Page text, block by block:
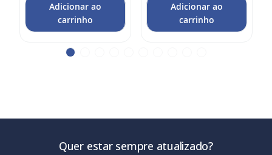
Adicionar ao
carrinho
Adicionar ao
carrinho
Quer estar sempre atualizado?